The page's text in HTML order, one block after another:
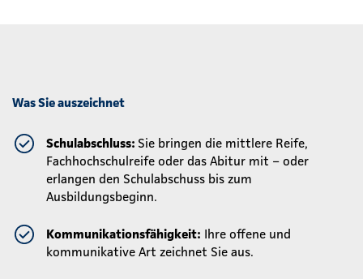
Was Sie auszeichnet
Schulabschluss: Sie bringen die mittlere Reife,
Fachhochschulreife oder das Abitur mit – oder
erlangen den Schulabschuss bis zum
Ausbildungsbeginn.
Kommunikationsfähigkeit: Ihre offene und
kommunikative Art zeichnet Sie aus.